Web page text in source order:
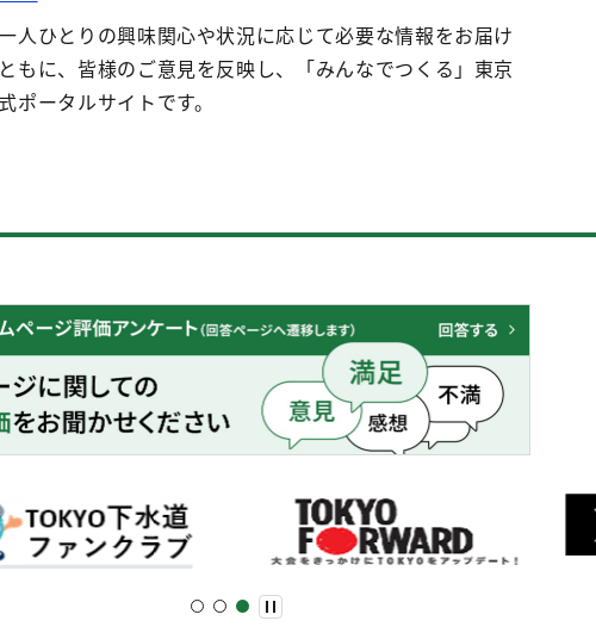
人ひとりの興味関心や状況に応じて必要な情報をお届け
もに、皆様のご意見を反映し、「みんなでつくる」東京
ポータルサイトです。